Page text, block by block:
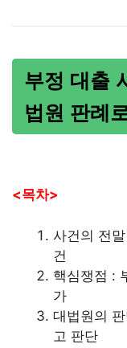
부정 대출
법원 판례
<목차>
사건의 전
건
핵심쟁점 :
가
대법원의
고 판단